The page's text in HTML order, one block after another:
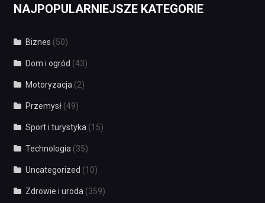
NAJPOPULARNIEJSZE KATEGORIE
Biznes (50)
Dom i ogród (43)
Motoryzacja(2)
Przemysł(49)
Sport i turystyka(15)
Technologia(35)
Uncategorized (10)
Zdrowie i uroda(359)